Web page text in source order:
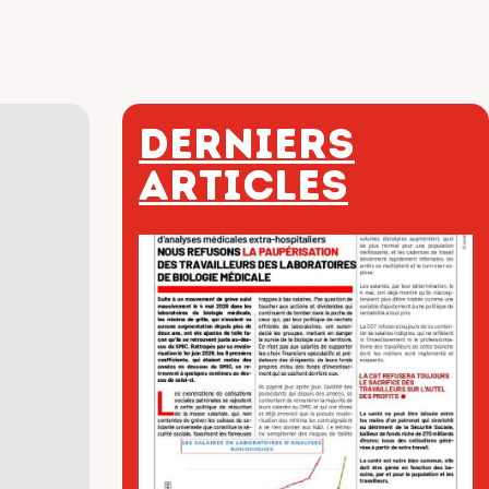
Derniers
articles